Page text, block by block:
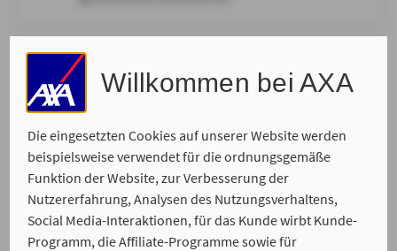
Willkommen bei AXA
Die eingesetzten Cookies auf unserer Website werden
beispielsweise verwendet für die ordnungsgemäße
Funktion der Website, zur Verbesserung der
Nutzererfahrung, Analysen des Nutzungsverhaltens,
Social Media-Interaktionen, für das Kunde wirbt Kunde-
Programm, die Affiliate-Programme sowie für
Ort Ihrer Wahl
Wir kommen zu Ihnen und nehmen uns Zeit für Ihr
Telefonisch
Wir rufen Sie zurück. Bitte suchen Sie sich Ihren
Wunschtermin aus, zu dem wir Sie erreichen.